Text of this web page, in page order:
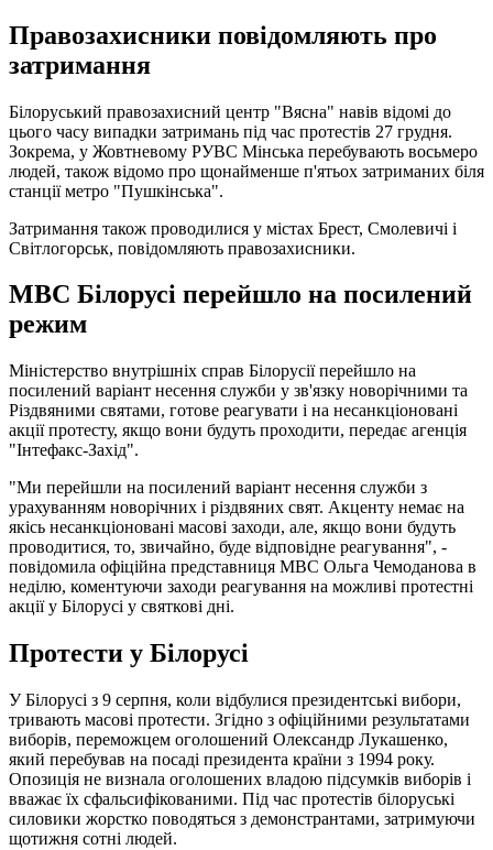
Правозахисники повідомляють про
затримання
Білоруський правозахисний центр "Вясна" навів відомі до
цього часу випадки затримань під час протестів 27 грудня.
Зокрема, у Жовтневому РУВС Мінська перебувають восьмеро
людей, також відомо про щонайменше п'ятьох затриманих біля
станції метро "Пушкінська".
Затримання також проводилися у містах Брест, Смолевичі і
Світлогорськ, повідомляють правозахисники.
МВС Білорусі перейшло на посилений
режим
Міністерство внутрішніх справ Білорусії перейшло на
посилений варіант несення служби у зв'язку новорічними та
Різдвяними святами, готове реагувати і на несанкціоновані
акції протесту, якщо вони будуть проходити, передає агенція
"Інтефакс-Захід".
"Ми перейшли на посилений варіант несення служби з
урахуванням новорічних і різдвяних свят. Акценту немає на
якісь несанкціоновані масові заходи, але, якщо вони будуть
проводитися, то, звичайно, буде відповідне реагування", -
повідомила офіційна представниця МВС Ольга Чемоданова в
неділю, коментуючи заходи реагування на можливі протестні
акції у Білорусі у святкові дні.
Протести у Білорусі
У Білорусі з 9 серпня, коли відбулися президентські вибори,
тривають масові протести. Згідно з офіційними результатами
виборів, переможцем оголошений Олександр Лукашенко,
який перебував на посаді президента країни з 1994 року.
Опозиція не визнала оголошених владою підсумків виборів і
вважає їх сфальсифікованими. Під час протестів білоруські
силовики жорстко поводяться з демонстрантами, затримуючи
щотижня сотні людей.